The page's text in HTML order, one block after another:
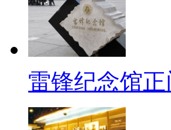
雷锋纪念馆正